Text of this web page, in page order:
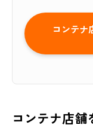
コンテナ
コンテナ店舗